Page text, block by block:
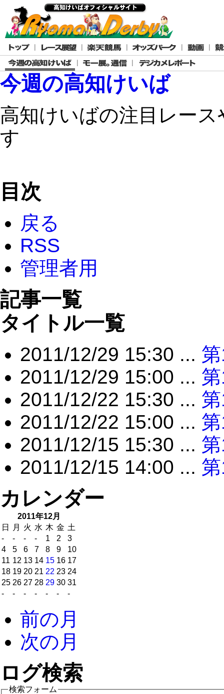
今週の高知けいば
高知けいばの注目レー
す
目次
戻る
RSS
管理者用
記事一覧
タイトル一覧
2011/12/29 15:30 ...
2011/12/29 15:00 ...
2011/12/22 15:30 ...
2011/12/22 15:00 ...
2011/12/15 15:30 ...
2011/12/15 14:00 ...
カレンダー
2011年12月
日
月 火 水 木 金 土
-
- - - 1 2
3
4
5 6 7 8 9
10
11 12 13 14 15 16 17
18 19 20 21 22 23 24
25 26 27 28 29 30 31
-
- - - - - -
前の月
次の月
ログ検索
検索フォーム